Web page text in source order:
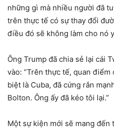
những gì mà nhiều người đã
trên thực tế có sự thay đổi
điều đó sẽ không làm cho nó
Ông Trump đã chia sẻ lại cái
vào: “Trên thực tế, quan
biệt là Cuba, đã cứng rắn
Bolton. Ông ấy đã kéo tôi lại.”
Một sự kiện mới sẽ mang đến